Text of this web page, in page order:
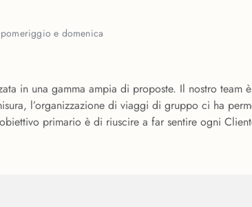
e domenica
in una gamma ampia di proposte. Il nostro
l’organizzazione di viaggi di gruppo ci ha
primario è di riuscire a far sentire ogni